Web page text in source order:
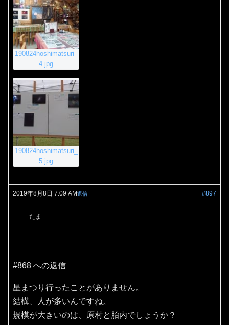
190824hoshimatsuri_
4.jpg
190824hoshimatsuri_
5.jpg
2019年8月8日 7:09 AM #897
返信
たま
#868 への返信
星まつり行ったことがありません。
結構、人が多いんですね。
規模が大きいのは、原村と胎内でしょうか？